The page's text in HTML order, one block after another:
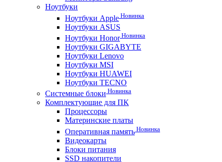
Ноутбуки
Ноутбуки Apple Новинка
Ноутбуки ASUS
Ноутбуки HonorНовинка
Ноутбуки GIGABYTE
Ноутбуки Lenovo
Ноутбуки MSI
Ноутбуки HUAWEI
Ноутбуки TECNO
Системные блоки Новинка
Комплектующие для ПК
Процессоры
Материнские платы
Оперативная память Новинка
Видеокарты
Блоки питания
SSD накопители